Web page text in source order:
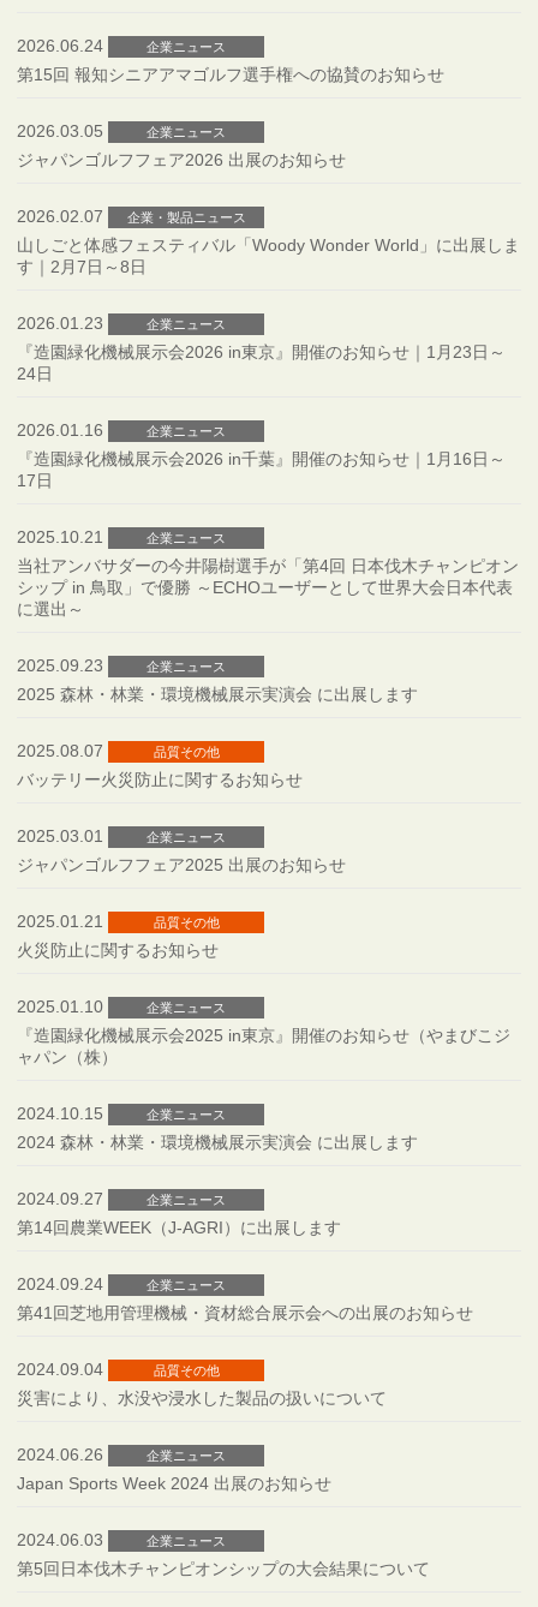
2026.06.24 企業ニュース
第15回 報知シニアアマゴルフ選手権への協賛のお知らせ
2026.03.05 企業ニュース
ジャパンゴルフフェア2026 出展のお知らせ
2026.02.07 企業・製品ニュース
山しごと体感フェスティバル「Woody Wonder World」に出展しま
す｜2月7日～8日
2026.01.23 企業ニュース
『造園緑化機械展示会2026 in東京』開催のお知らせ｜1月23日～
24日
2026.01.16 企業ニュース
『造園緑化機械展示会2026 in千葉』開催のお知らせ｜1月16日～
17日
2025.10.21 企業ニュース
当社アンバサダーの今井陽樹選手が「第4回 日本伐木チャンピオン
シップ in 鳥取」で優勝 ～ECHOユーザーとして世界大会日本代表
に選出～
2025.09.23 企業ニュース
2025 森林・林業・環境機械展示実演会 に出展します
2025.08.07 品質その他
バッテリー火災防止に関するお知らせ
2025.03.01 企業ニュース
ジャパンゴルフフェア2025 出展のお知らせ
2025.01.21 品質その他
火災防止に関するお知らせ
2025.01.10 企業ニュース
『造園緑化機械展示会2025 in東京』開催のお知らせ（やまびこジ
ャパン（株）
2024.10.15 企業ニュース
2024 森林・林業・環境機械展示実演会 に出展します
2024.09.27 企業ニュース
第14回農業WEEK（J-AGRI）に出展します
2024.09.24 企業ニュース
第41回芝地用管理機械・資材総合展示会への出展のお知らせ
2024.09.04 品質その他
災害により、水没や浸水した製品の扱いについて
2024.06.26 企業ニュース
Japan Sports Week 2024 出展のお知らせ
2024.06.03 企業ニュース
第5回日本伐木チャンピオンシップの大会結果について